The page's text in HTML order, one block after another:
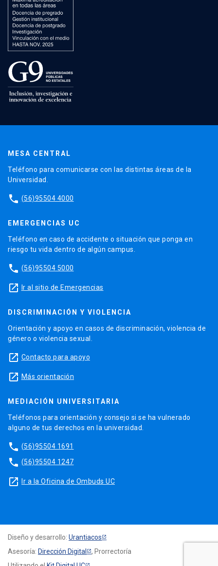
MESA CENTRAL
Teléfono para comunicarse con las distintas áreas de la
Universidad.
phone (56)95504 4000
EMERGENCIAS UC
Teléfono en caso de accidente o situación que ponga en
riesgo tu vida dentro de algún campus.
phone (56)95504 5000
launch Ir al sitio de Emergencias
DISCRIMINACIÓN Y VIOLENCIA
Orientación y apoyo en casos de discriminación, violencia de
género o violencia sexual.
launch Contacto para apoyo
launch Más orientación
MEDIACIÓN UNIVERSITARIA
Teléfonos para orientación y consejo si se ha vulnerado
alguno de tus derechos en la universidad.
phone (56)95504 1691
phone (56)95504 1247
launch Ir a la Oficina de Ombuds UC
Diseño y desarrollo: Urantiacos
Asesoría: Dirección Digital
, Prorrectoría